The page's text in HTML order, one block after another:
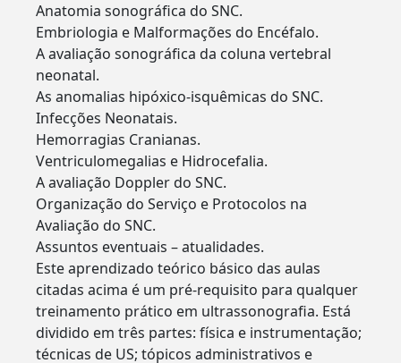
Anatomia sonográfica do SNC.
Embriologia e Malformações do Encéfalo.
A avaliação sonográfica da coluna vertebral
neonatal.
As anomalias hipóxico-isquêmicas do SNC.
Infecções Neonatais.
Hemorragias Cranianas.
Ventriculomegalias e Hidrocefalia.
A avaliação Doppler do SNC.
Organização do Serviço e Protocolos na
Avaliação do SNC.
Assuntos eventuais – atualidades.
Este aprendizado teórico básico das aulas
citadas acima é um pré-requisito para qualquer
treinamento prático em ultrassonografia. Está
dividido em três partes: física e instrumentação;
técnicas de US; tópicos administrativos e